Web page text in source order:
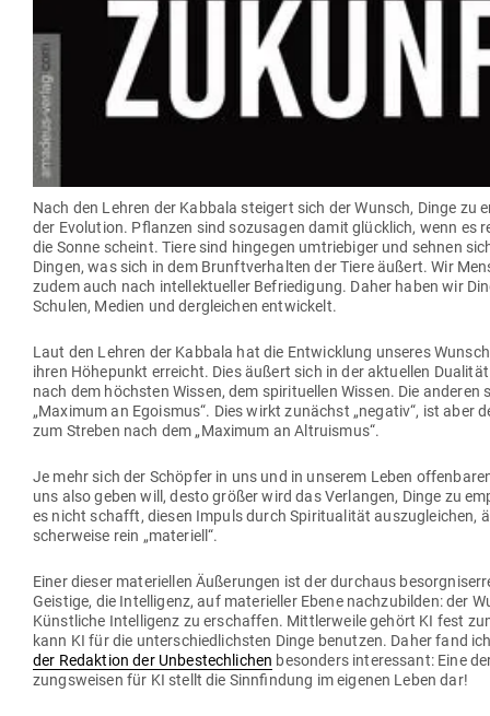
Nach den Lehren der Kabbala steigert sich der Wunsch, Dinge zu
der Evo­lution. Pflanzen sind sozu­sagen damit glücklich, wenn es
die Sonne scheint. Tiere sind hin­gegen umtrie­biger und sehnen
Dingen, was sich in dem Brunft­ver­halten der Tiere äußert. Wir
zudem auch nach intel­lek­tu­eller Befrie­digung. Daher haben wir
Schulen, Medien und der­gleichen entwickelt.
Laut den Lehren der Kabbala hat die Ent­wicklung unseres
ihren Höhe­punkt erreicht. Dies äußert sich in der aktu­ellen
nach dem höchsten Wissen, dem spi­ri­tu­ellen Wissen. Die anderen
„Maximum an Ego­ismus“. Dies wirkt zunächst „negativ“, ist aber
zum Streben nach dem „Maximum an Altruismus“.
Je mehr sich der Schöpfer in uns und in unserem Leben
uns also geben will, desto größer wird das Ver­langen, Dinge zu
es nicht schafft, diesen Impuls durch Spi­ri­tua­lität aus­zu­gleichen,
scher­weise rein „mate­riell“.
Einer dieser mate­ri­ellen Äuße­rungen ist der durchaus
Geistige, die Intel­ligenz, auf mate­ri­eller Ebene nach­zu­bilden: der
Künst­liche Intel­ligenz zu erschaffen. Mitt­ler­weile gehört KI fest
kann KI für die unter­schied­lichsten Dinge benutzen. Daher fand
der Redaktion der Unbe­stech­lichen besonders inter­essant: Eine
zungs­weisen für KI stellt die Sinn­findung im eigenen Leben dar!